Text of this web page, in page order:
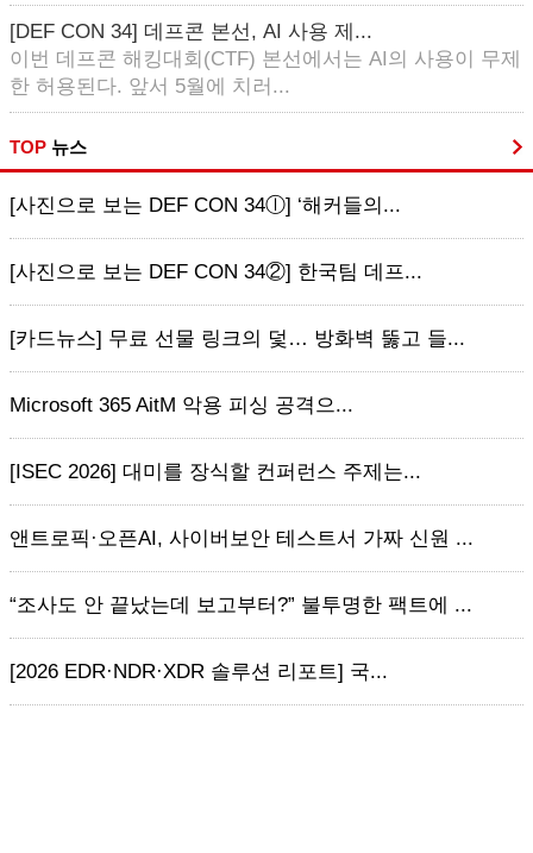
[DEF CON 34] 데프콘 본선, AI 사용 제...
이번 데프콘 해킹대회(CTF) 본선에서는 AI의 사용이 무제
한 허용된다. 앞서 5월에 치러...
TOP 뉴스
[사진으로 보는 DEF CON 34ⓛ] ‘해커들의...
[사진으로 보는 DEF CON 34②] 한국팀 데프...
[카드뉴스] 무료 선물 링크의 덫… 방화벽 뚫고 들...
Microsoft 365 AitM 악용 피싱 공격으...
[ISEC 2026] 대미를 장식할 컨퍼런스 주제는...
앤트로픽·오픈AI, 사이버보안 테스트서 가짜 신원 ...
“조사도 안 끝났는데 보고부터?” 불투명한 팩트에 ...
[2026 EDR·NDR·XDR 솔루션 리포트] 국...